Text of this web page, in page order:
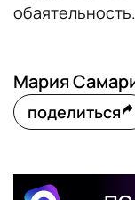
обаятельность.
Мария
поделиться